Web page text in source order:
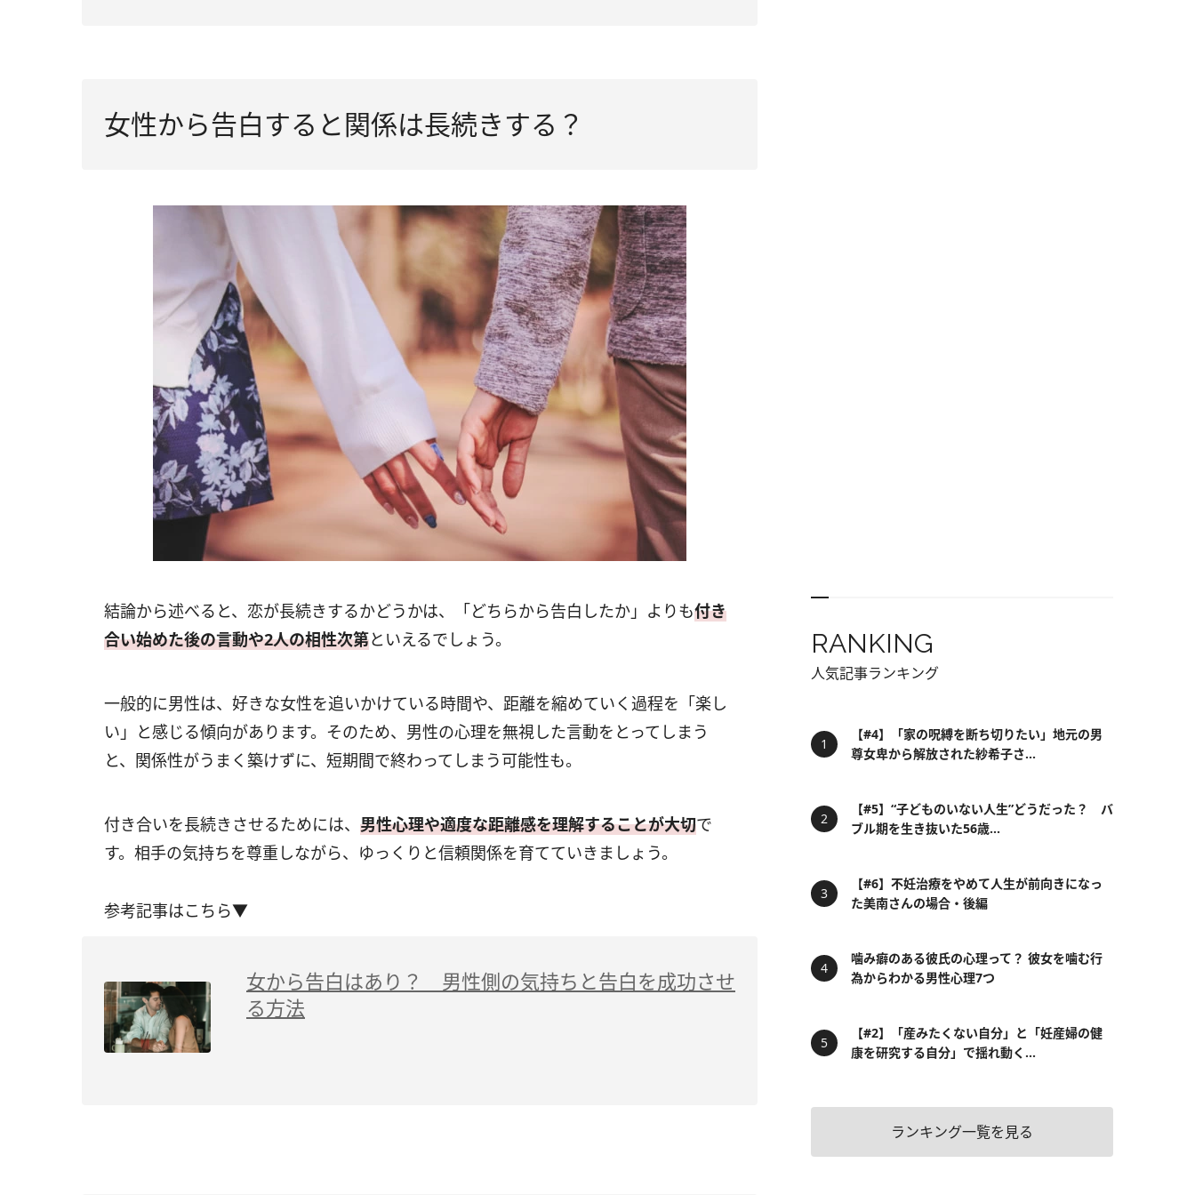
女性から告白すると関係は長続きする？
結論から述べると、恋が長続きするかどうかは、「どちらから告白したか」よりも付き
合い始めた後の言動や2人の相性次第といえるでしょう。
一般的に男性は、好きな女性を追いかけている時間や、距離を縮めていく過程を「楽し
い」と感じる傾向があります。そのため、男性の心理を無視した言動をとってしまう
と、関係性がうまく築けずに、短期間で終わってしまう可能性も。
付き合いを長続きさせるためには、 男性心理や適度な距離感を理解することが大切で
す。相手の気持ちを尊重しながら、ゆっくりと信頼関係を育てていきましょう。
参考記事はこちら▼
女から告白はあり？ 男性側の気持ちと告白を成功させ
る方法
RANKING
人気記事ランキング
【#4】「家の呪縛を断ち切りたい」地元の男
尊女卑から解放された紗希子さ...
【#5】“子どものいない人生”どうだった？ バ
ブル期を生き抜いた56歳...
【#6】不妊治療をやめて人生が前向きになっ
た美南さんの場合・後編
噛み癖のある彼氏の心理って？ 彼女を噛む行
為からわかる男性心理7つ
【#2】「産みたくない自分」と「妊産婦の健
康を研究する自分」で揺れ動く...
ランキング一覧を見る